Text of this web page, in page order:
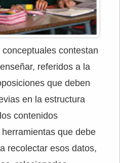
contestan
referidos a la
que deben
en la estructura
contenidos
que debe
recolectar esos datos,